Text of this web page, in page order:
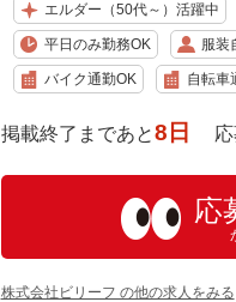
エルダー（50代～）活躍中
平日のみ勤務OK 服装
バイク通勤OK 自転車
掲載終了まであと8日 応
応
株式会社ビリーフ の他の求人をみる